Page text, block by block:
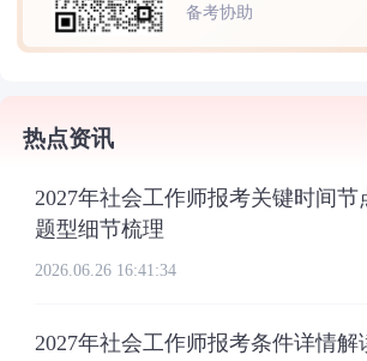
备考协助
热点资讯
2027年社会工作师报考关键时间节
题型细节梳理
2026.06.26 16:41:34
2027年社会工作师报考条件详情解